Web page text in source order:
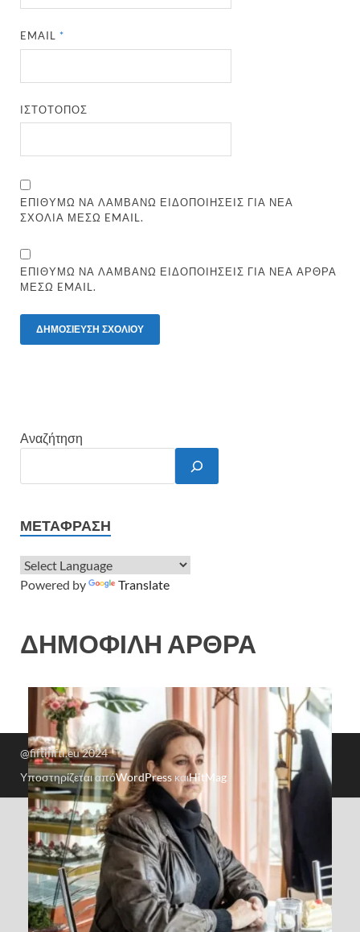
EMAIL*
ΙΣΤΌΤΟΠΟΣ
ΕΠΙΘΥΜΏ ΝΑ ΛΑΜΒΆΝΩ ΕΙΔΟΠΟΙΉΣΕΙΣ ΓΙΑ ΝΈΑ
ΣΧΌΛΙΑ ΜΈΣΩ EMAIL.
ΕΠΙΘΥΜΏ ΝΑ ΛΑΜΒΆΝΩ ΕΙΔΟΠΟΙΉΣΕΙΣ ΓΙΑ ΝΈΑ ΆΡΘΡΑ
ΜΈΣΩ EMAIL.
Αναζήτηση
ΜΕΤΆΦΡΑΣΗ
Powered by Translate
ΔΗΜΟΦΙΛΗ ΑΡΘΡΑ
@fiftififti.eu 2024
Υποστηρίζεται απόWordPress καιHitMag.